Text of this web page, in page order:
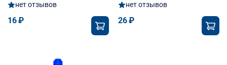
нет отзывов
16 ₽
нет отзывов
26 ₽